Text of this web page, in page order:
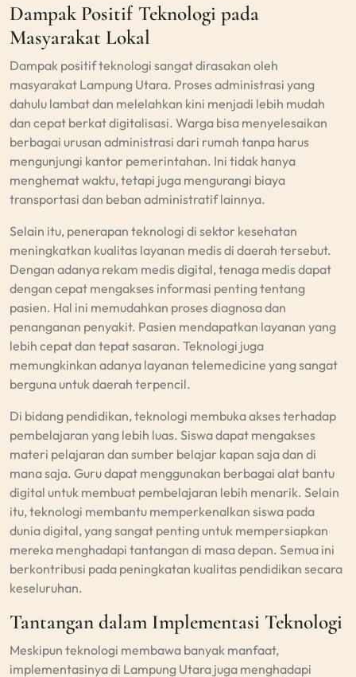
Dampak Positif Teknologi pada
Masyarakat Lokal
Dampak positif teknologi sangat dirasakan oleh
masyarakat Lampung Utara. Proses administrasi yang
dahulu lambat dan melelahkan kini menjadi lebih mudah
dan cepat berkat digitalisasi. Warga bisa menyelesaikan
berbagai urusan administrasi dari rumah tanpa harus
mengunjungi kantor pemerintahan. Ini tidak hanya
menghemat waktu, tetapi juga mengurangi biaya
transportasi dan beban administratif lainnya.
Selain itu, penerapan teknologi di sektor kesehatan
meningkatkan kualitas layanan medis di daerah tersebut.
Dengan adanya rekam medis digital, tenaga medis dapat
dengan cepat mengakses informasi penting tentang
pasien. Hal ini memudahkan proses diagnosa dan
penanganan penyakit. Pasien mendapatkan layanan yang
lebih cepat dan tepat sasaran. Teknologi juga
memungkinkan adanya layanan telemedicine yang sangat
berguna untuk daerah terpencil.
Di bidang pendidikan, teknologi membuka akses terhadap
pembelajaran yang lebih luas. Siswa dapat mengakses
materi pelajaran dan sumber belajar kapan saja dan di
mana saja. Guru dapat menggunakan berbagai alat bantu
digital untuk membuat pembelajaran lebih menarik. Selain
itu, teknologi membantu memperkenalkan siswa pada
dunia digital, yang sangat penting untuk mempersiapkan
mereka menghadapi tantangan di masa depan. Semua ini
berkontribusi pada peningkatan kualitas pendidikan secara
keseluruhan.
Tantangan dalam Implementasi Teknologi
Meskipun teknologi membawa banyak manfaat,
implementasinya di Lampung Utara juga menghadapi